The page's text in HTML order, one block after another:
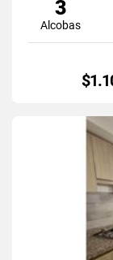
3
Alcobas